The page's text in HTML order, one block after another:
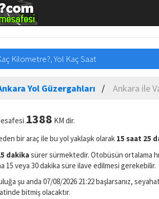
Kilometre?, Yol Kaç Saat
Yol Güzergahları Ankara ile
1388 KM dir.
bir araç ile bu yol yaklaşık olarak 15 saat 25
dakikasürer sürmektedir. Otobüsün ortalama
15 veya 30 dakika süre ilave edilmesi gerekebilir.
şu anda 07/08/2026 21:22 başlarsanız,
bitmiş olacaktır.